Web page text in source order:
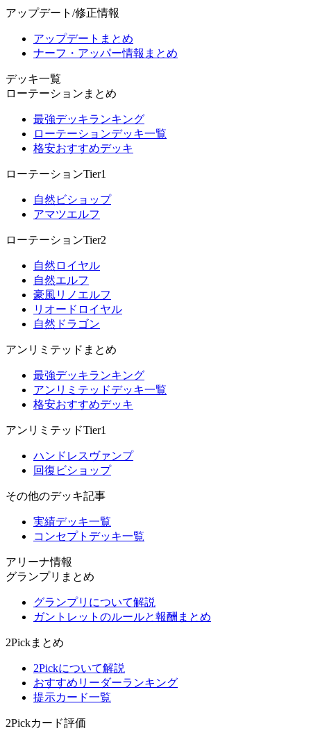
アップデート/修正情報
アップデートまとめ
ナーフ・アッパー情報まとめ
デッキ一覧
ローテーションまとめ
最強デッキランキング
ローテーションデッキ一覧
格安おすすめデッキ
ローテーションTier1
自然ビショップ
アマツエルフ
ローテーションTier2
自然ロイヤル
自然エルフ
豪風リノエルフ
リオードロイヤル
自然ドラゴン
アンリミテッドまとめ
最強デッキランキング
アンリミテッドデッキ一覧
格安おすすめデッキ
アンリミテッドTier1
ハンドレスヴァンプ
回復ビショップ
その他のデッキ記事
実績デッキ一覧
コンセプトデッキ一覧
アリーナ情報
グランプリまとめ
グランプリについて解説
ガントレットのルールと報酬まとめ
2Pickまとめ
2Pickについて解説
おすすめリーダーランキング
提示カード一覧
2Pickカード評価